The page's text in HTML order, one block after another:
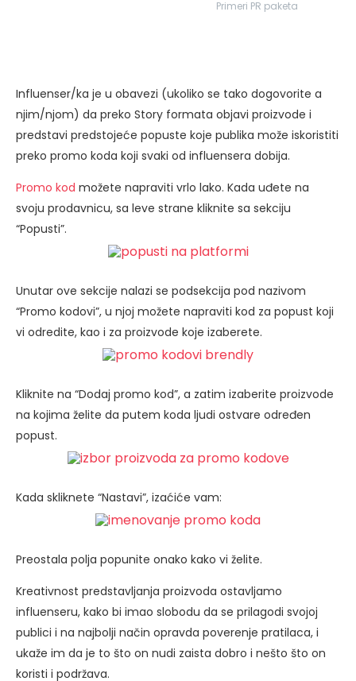
Primeri PR paketa
Influenser/ka je u obavezi (ukoliko se tako dogovorite a
njim/njom) da preko Story formata objavi proizvode i
predstavi predstojeće popuste koje publika može iskoristiti
preko promo koda koji svaki od influensera dobija.
Promo kod možete napraviti vrlo lako. Kada uđete na
svoju prodavnicu, sa leve strane kliknite sa sekciju
“Popusti”.
Unutar ove sekcije nalazi se podsekcija pod nazivom
“Promo kodovi”, u njoj možete napraviti kod za popust koji
vi odredite, kao i za proizvode koje izaberete.
Kliknite na “Dodaj promo kod”, a zatim izaberite proizvode
na kojima želite da putem koda ljudi ostvare određen
popust.
Kada skliknete “Nastavi”, izaćiće vam:
Preostala polja popunite onako kako vi želite.
Kreativnost predstavljanja proizvoda ostavljamo
influenseru, kako bi imao slobodu da se prilagodi svojoj
publici i na najbolji način opravda poverenje pratilaca, i
ukaže im da je to što on nudi zaista dobro i nešto što on
koristi i podržava.